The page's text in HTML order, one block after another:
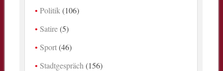
Politik (106)
Satire(5)
Sport(46)
Stadtgespräch (156)